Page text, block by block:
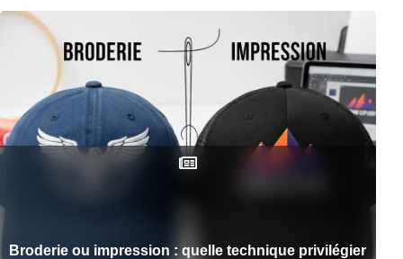
Broderie ou impression : quelle technique privilégier